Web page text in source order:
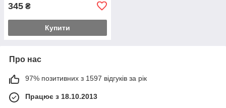
345 ₴
Купити
Про нас
97% позитивних з 1597 відгуків за рік
Працює з 18.10.2013